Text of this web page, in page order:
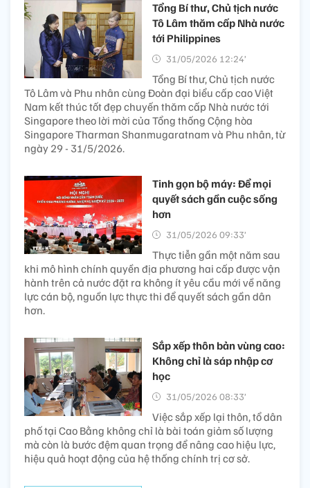
Tổng Bí thư, Chủ tịch nước
Tô Lâm thăm cấp Nhà nước
tới Philippines
31/05/2026 12:24’
Tổng Bí thư, Chủ tịch nước
Tô Lâm và Phu nhân cùng Đoàn đại biểu cấp cao Việt
Nam kết thúc tốt đẹp chuyến thăm cấp Nhà nước tới
Singapore theo lời mời của Tổng thống Cộng hòa
Singapore Tharman Shanmugaratnam và Phu nhân, từ
ngày 29 - 31/5/2026.
Tinh gọn bộ máy: Để mọi
quyết sách gần cuộc sống
hơn
31/05/2026 09:33’
Thực tiễn gần một năm sau
khi mô hình chính quyền địa phương hai cấp được vận
hành trên cả nước đặt ra không ít yêu cầu mới về năng
lực cán bộ, nguồn lực thực thi để quyết sách gần dân
hơn.
Sắp xếp thôn bản vùng cao:
Không chỉ là sáp nhập cơ
học
31/05/2026 08:33’
Việc sắp xếp lại thôn, tổ dân
phố tại Cao Bằng không chỉ là bài toán giảm số lượng
mà còn là bước đệm quan trọng để nâng cao hiệu lực,
hiệu quả hoạt động của hệ thống chính trị cơ sở.